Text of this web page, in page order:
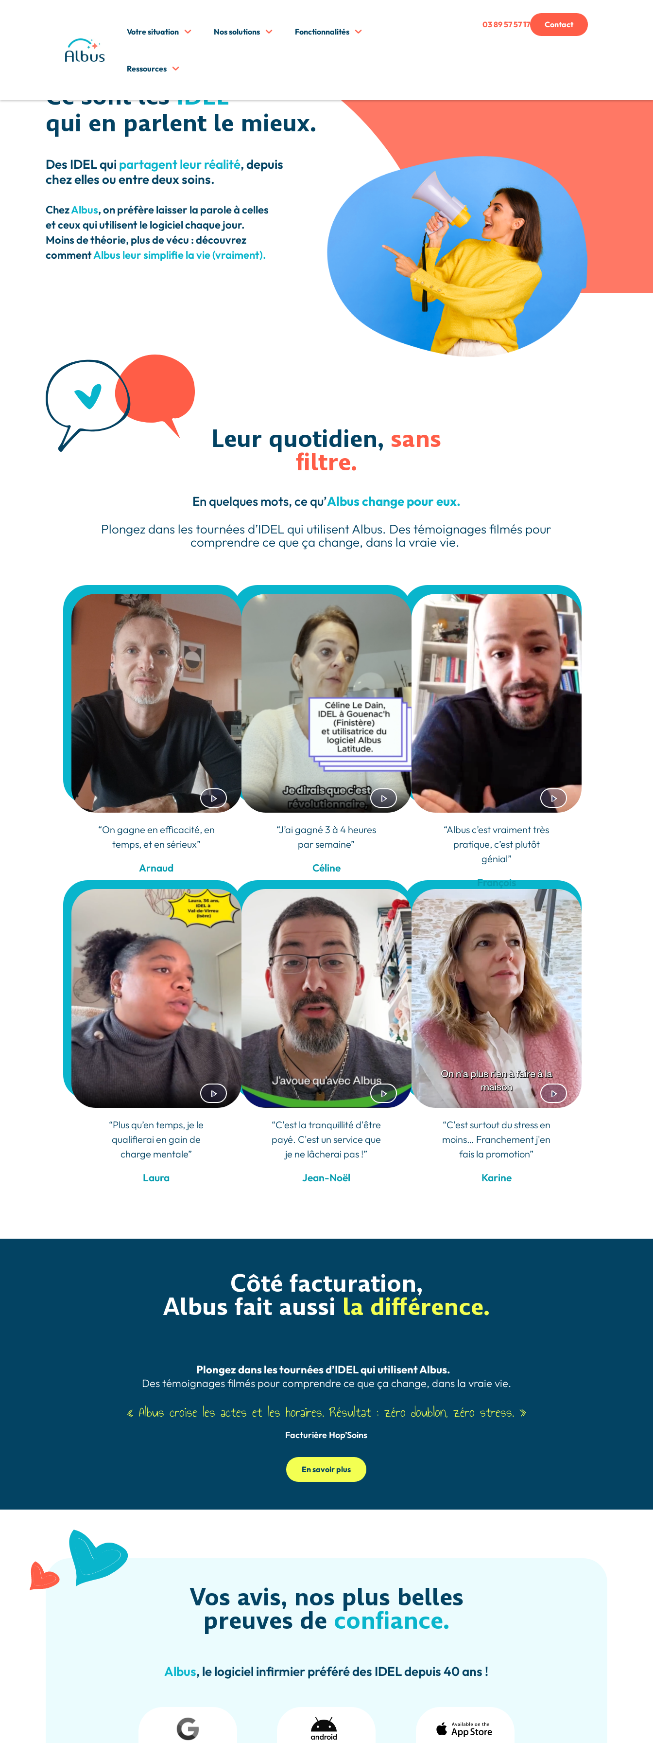
Votre situation Nos solutions Fonctionnalités
Ressources
03 89 57 57 17 Contact
Ce sont lesIDEL
qui en parlent le mieux.
Des IDEL qui partagent leur réalité, depuis
chez elles ou entre deux soins.
ChezAlbus, on préfère laisser la parole à celles
et ceux qui utilisent le logiciel chaque jour.
Moins de théorie, plus de vécu : découvrez
commentAlbus leur simplifie la vie (vraiment).
Leur quotidien, sans
filtre.
En quelques mots, ce qu’Albus change pour eux.
Plongez dans les tournées d’IDEL qui utilisent Albus. Des témoignages filmés pour
comprendre ce que ça change, dans la vraie vie.
“On gagne en efficacité, en
temps, et en sérieux”
Arnaud
“J’ai gagné 3 à 4 heures
par semaine”
Céline
“Albus c’est vraiment très
pratique, c’est plutôt
génial”
François
“Plus qu’en temps, je le
qualifierai en gain de
charge mentale”
Laura
“C'est la tranquillité d'être
payé. C'est un service que
je ne lâcherai pas !”
Jean-Noël
“C'est surtout du stress en
moins… Franchement j'en
fais la promotion”
Karine
Côté facturation,
Albus fait aussi la différence.
Plongez dans les tournées d’IDEL qui utilisent Albus.
Des témoignages filmés pour comprendre ce que ça change, dans la vraie vie.
« Albus croise les actes et les horaires. Résultat : zéro doublon, zéro stress. »
Facturière Hop’Soins
En savoir plus
Vos avis, nos plus belles
preuves de confiance.
Albus, le logiciel infirmier préféré des IDEL depuis 40 ans !